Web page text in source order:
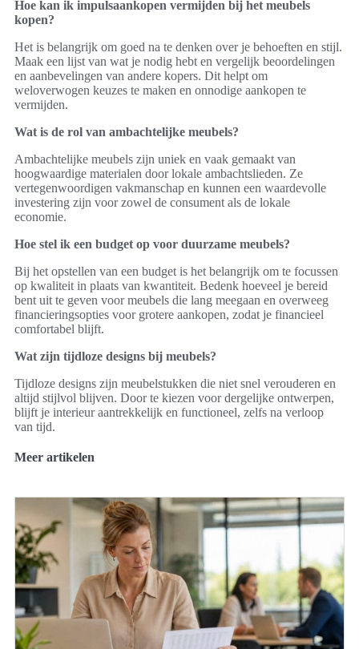
Hoe kan ik impulsaankopen vermijden bij het meubels
kopen?
Het is belangrijk om goed na te denken over je behoeften en stijl.
Maak een lijst van wat je nodig hebt en vergelijk beoordelingen
en aanbevelingen van andere kopers. Dit helpt om
weloverwogen keuzes te maken en onnodige aankopen te
vermijden.
Wat is de rol van ambachtelijke meubels?
Ambachtelijke meubels zijn uniek en vaak gemaakt van
hoogwaardige materialen door lokale ambachtslieden. Ze
vertegenwoordigen vakmanschap en kunnen een waardevolle
investering zijn voor zowel de consument als de lokale
economie.
Hoe stel ik een budget op voor duurzame meubels?
Bij het opstellen van een budget is het belangrijk om te focussen
op kwaliteit in plaats van kwantiteit. Bedenk hoeveel je bereid
bent uit te geven voor meubels die lang meegaan en overweeg
financieringsopties voor grotere aankopen, zodat je financieel
comfortabel blijft.
Wat zijn tijdloze designs bij meubels?
Tijdloze designs zijn meubelstukken die niet snel verouderen en
altijd stijlvol blijven. Door te kiezen voor dergelijke ontwerpen,
blijft je interieur aantrekkelijk en functioneel, zelfs na verloop
van tijd.
Meer artikelen